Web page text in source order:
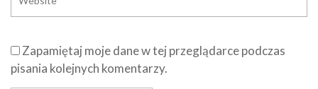
Zapamiętaj moje dane w tej przeglądarce podczas
pisania kolejnych komentarzy.